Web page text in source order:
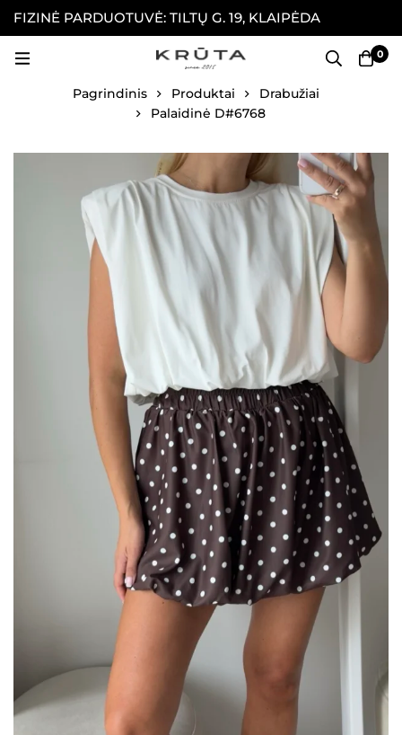
FIZINĖ PARDUOTUVĖ: TILTŲ G. 19, KLAIPĖDA
0
Pagrindinis Produktai
Drabužiai
Palaidinė D#6768